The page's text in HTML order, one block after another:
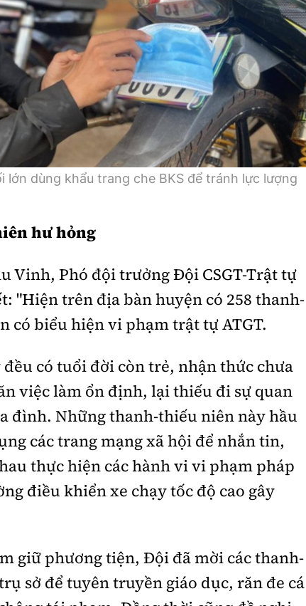
lớn dùng khẩu trang che BKS để tránh lực lượng
hư hỏng
Vinh, Phó đội trưởng Đội CSGT-Trật tự
"Hiện trên địa bàn huyện có 258 thanh-
có biểu hiện vi phạm trật tự ATGT.
có tuổi đời còn trẻ, nhận thức chưa
việc làm ổn định, lại thiếu đi sự quan
đình. Những thanh-thiếu niên này hầu
các trang mạng xã hội để nhắn tin,
thực hiện các hành vi vi phạm pháp
điều khiển xe chạy tốc độ cao gây
giữ phương tiện, Đội đã mời các thanh-
sở để tuyên truyền giáo dục, răn đe cá